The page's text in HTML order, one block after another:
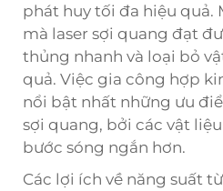
phát huy tối đa hiệu quả.
mà laser sợi quang đạt
thủng nhanh và loại bỏ
quả. Việc gia công hợp
nổi bật nhất những ưu
sợi quang, bởi các vật
bước sóng ngắn hơn.
Các lợi ích về năng suất